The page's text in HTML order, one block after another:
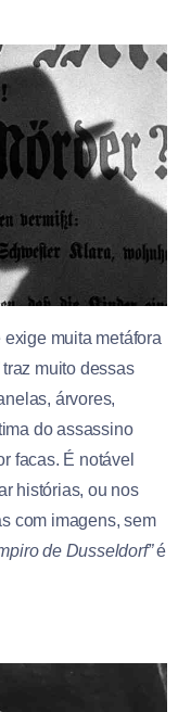
muita metáfora
traz muito dessas
árvores,
do assassino
facas. É notável
histórias, ou nos
com imagens, sem
de Dusseldorf”é